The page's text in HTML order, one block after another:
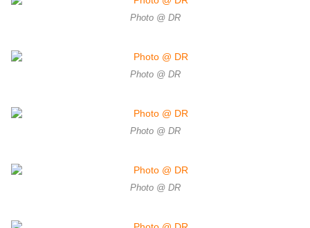
Photo @ DR
Photo @ DR
Photo @ DR
Photo @ DR